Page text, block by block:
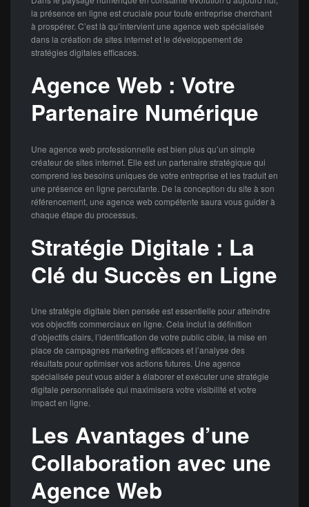
la présence en ligne est cruciale pour toute entreprise cherchant
à prospérer. C’est là qu’intervient une agence web spécialisée
dans la création de sites internet et le développement de
stratégies digitales efficaces.
Agence Web : Votre
Partenaire Numérique
Une agence web professionnelle est bien plus qu’un simple
créateur de sites internet. Elle est un partenaire stratégique qui
comprend les besoins uniques de votre entreprise et les traduit en
une présence en ligne percutante. De la conception du site à son
référencement, une agence web compétente saura vous guider à
chaque étape du processus.
Stratégie Digitale : La
Clé du Succès en Ligne
Une stratégie digitale bien pensée est essentielle pour atteindre
vos objectifs commerciaux en ligne. Cela inclut la définition
d’objectifs clairs, l’identification de votre public cible, la mise en
place de campagnes marketing efficaces et l’analyse des
résultats pour optimiser vos actions futures. Une agence
spécialisée peut vous aider à élaborer et exécuter une stratégie
digitale personnalisée qui maximisera votre visibilité et votre
impact en ligne.
Les Avantages d’une
Collaboration avec une
Agence Web